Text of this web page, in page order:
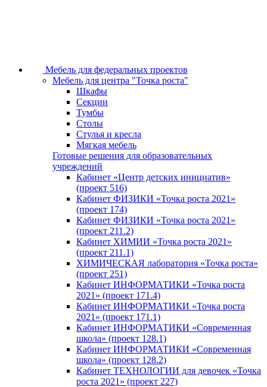
Мебель для федеральных проектов
Мебель для центра "Точка роста"
Шкафы
Секции
Тумбы
Столы
Стулья и кресла
Мягкая мебель
Готовые решения для образовательных
учреждений
Кабинет «Центр детских инициатив»
(проект 516)
Кабинет ФИЗИКИ «Точка роста 2021»
(проект 174)
Кабинет ФИЗИКИ «Точка роста 2021»
(проект 211.2)
Кабинет ХИМИИ «Точка роста 2021»
(проект 211.1)
ХИМИЧЕСКАЯ лаборатория «Точка роста»
(проект 251)
Кабинет ИНФОРМАТИКИ «Точка роста
2021» (проект 171.4)
Кабинет ИНФОРМАТИКИ «Точка роста
2021» (проект 171.1)
Кабинет ИНФОРМАТИКИ «Современная
школа» (проект 128.1)
Кабинет ИНФОРМАТИКИ «Современная
школа» (проект 128.2)
Кабинет ТЕХНОЛОГИИ для девочек «Точка
роста 2021» (проект 227)